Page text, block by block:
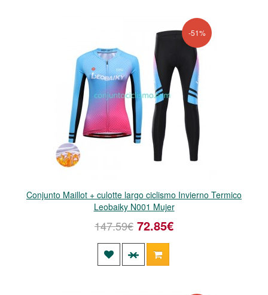
-51%
Conjunto Maillot + culotte largo ciclismo Invierno Termico
Leobaiky N001 Mujer
147.59€ 72.85€